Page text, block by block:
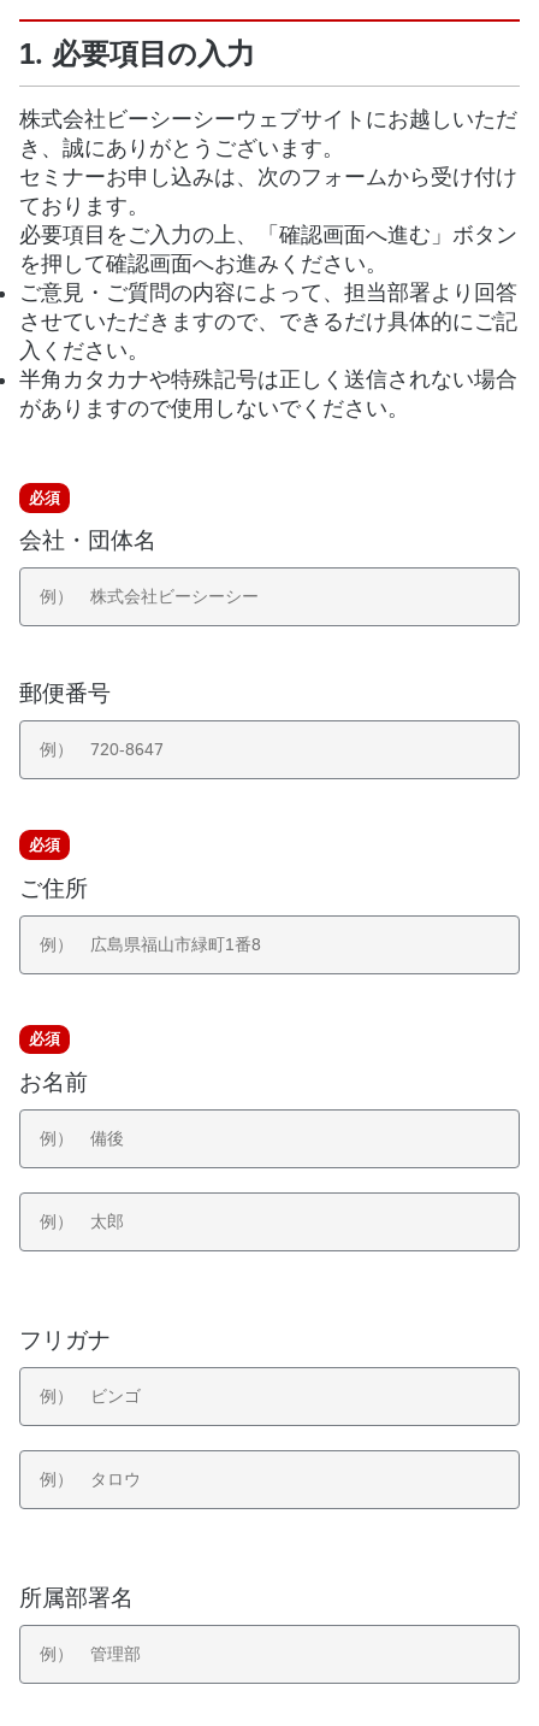
1. 必要項目の入力
株式会社ビーシーシーウェブサイトにお越しいただ
き、誠にありがとうございます。
セミナーお申し込みは、次のフォームから受け付け
ております。
必要項目をご入力の上、「確認画面へ進む」ボタン
を押して確認画面へお進みください。
ご意見・ご質問の内容によって、担当部署より回答
させていただきますので、できるだけ具体的にご記
入ください。
半角カタカナや特殊記号は正しく送信されない場合
がありますので使用しないでください。
必須
会社・団体名
必
郵便番号
必須
ご住所
必
必須
お名前
必
フリガナ
所属部署名